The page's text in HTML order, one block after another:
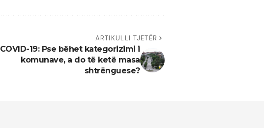
ARTIKULLI TJETËR
COVID-19: Pse bëhet kategorizimi i
komunave, a do të ketë masa
shtrënguese?